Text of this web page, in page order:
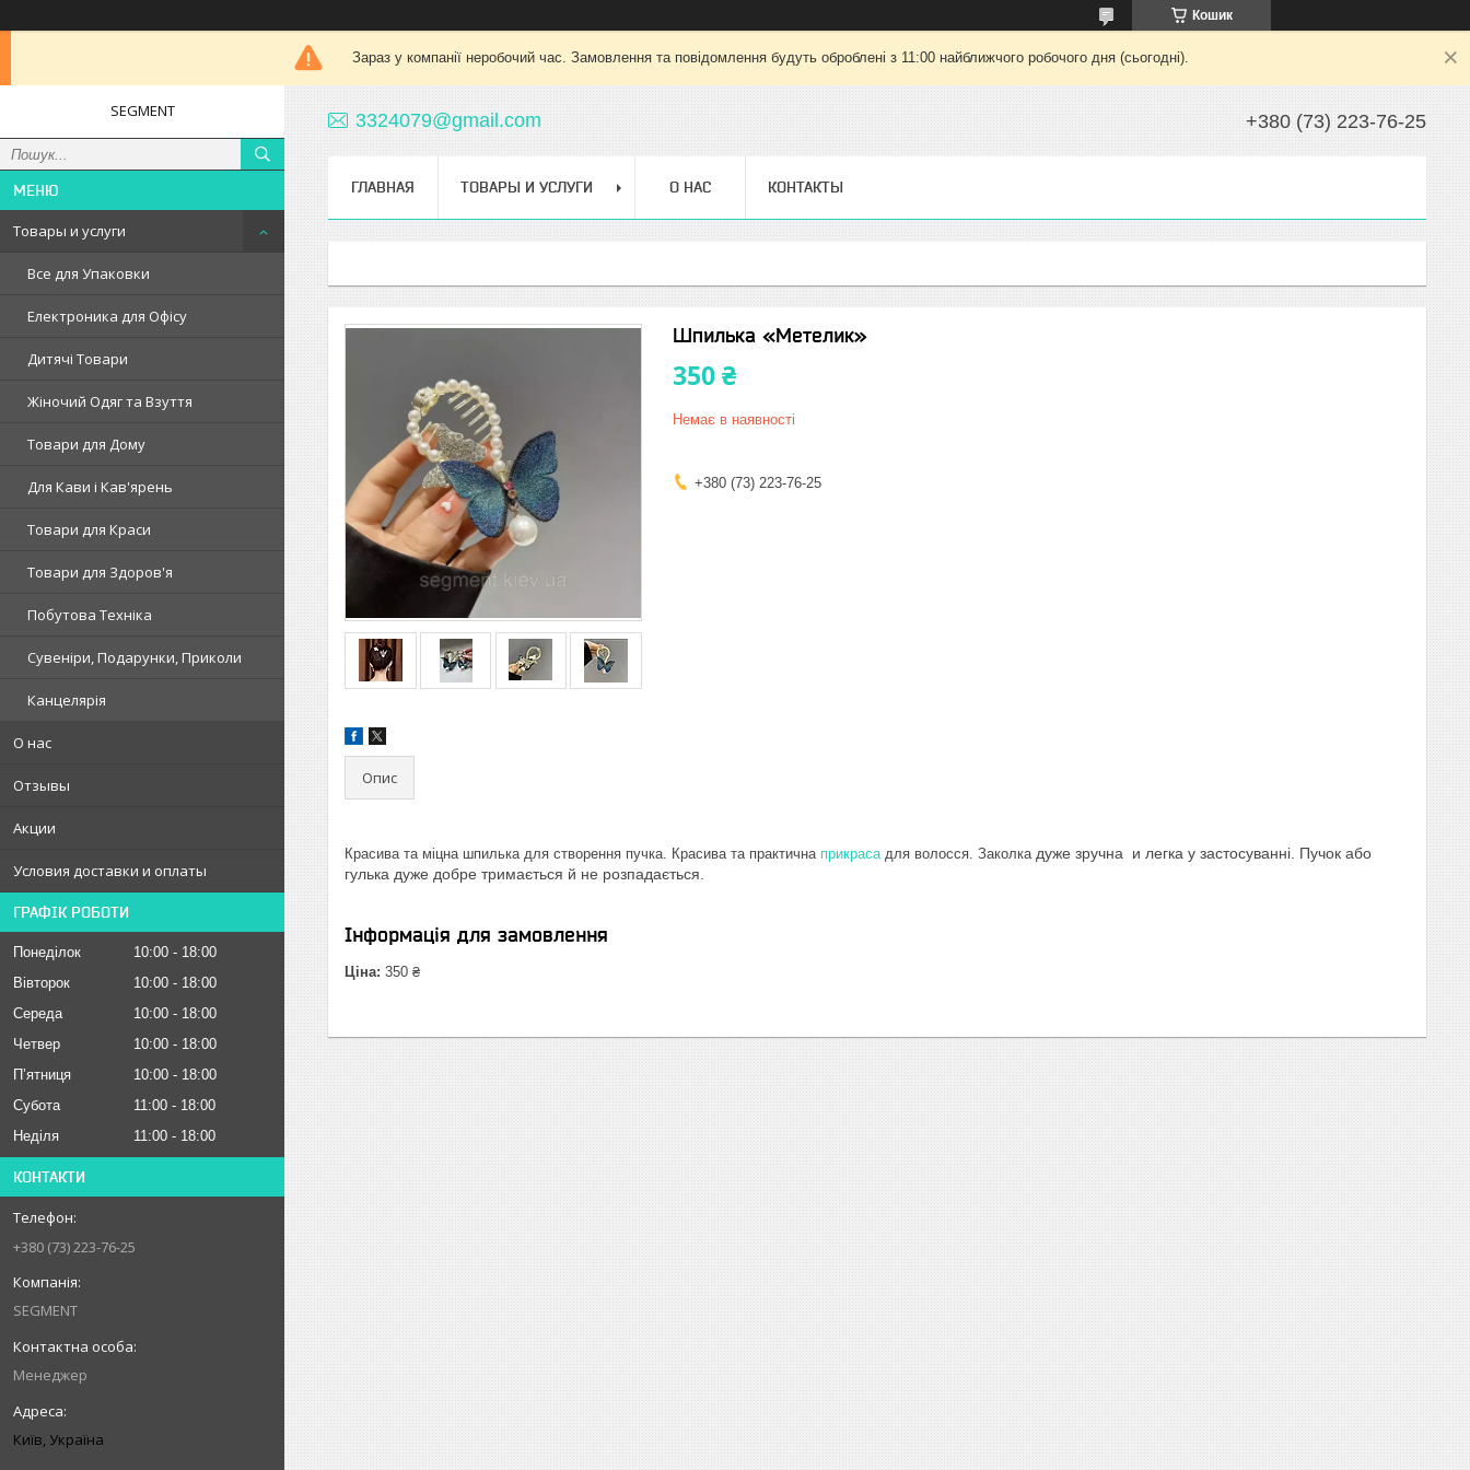
Кошик
Зараз у компанії неробочий час. Замовлення та повідомлення будуть оброблені з 11:00 найближчого робочого дня (сьогодні).
SEGMENT
Товары и услуги
Все для Упаковки
Електроника для Офісу
Дитячі Товари
Жіночий Одяг та Взуття
Товари для Дому
Для Кави і Кав'ярень
Товари для Краси
Товари для Здоров'я
Побутова Техніка
Сувеніри, Подарунки, Приколи
Канцелярія
О нас
Отзывы
Акции
Условия доставки и оплаты
ГРАФІК РОБОТИ
Понеділок 10:00
18:00
Вівторок
10:00
18:00
Середа
10:00
18:00
Четвер
10:00
18:00
Пʼятниця
10:00
18:00
Субота
11:00
18:00
Неділя
11:00 18:00
КОНТАКТИ
+380 (73) 223-76-25
SEGMENT
Менеджер
Київ, Україна
3324079@gmail.com +380 (73) 223-76-25
ГЛАВНАЯ ТОВАРЫ И УСЛУГИ О НАС КОНТАКТЫ
Шпилька «Метелик»
350 ₴
Немає в наявності
+380 (73) 223-76-25
Опис
Красива та міцна шпилька для створення пучка. Красива та практична прикрасадля волосся. Заколка дуже зручна и легка у застосуванні. Пучок або
гулька дуже добре тримається й не розпадається.
Інформація для замовлення
Ціна: 350 ₴